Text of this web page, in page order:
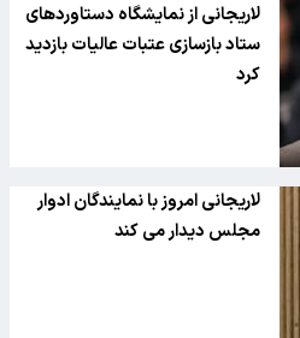
لاریجانی از نمایشگاه دستاوردهای
ستاد بازسازی عتبات عالیات بازدید
کرد
لاریجانی امروز با نمایندگان ادوار
مجلس دیدار می کند